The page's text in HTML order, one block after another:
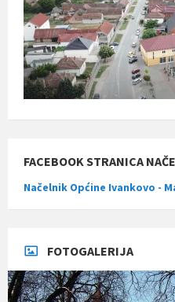
FACEBOOK STRANICA
Načelnik Općine Ivankovo -
FOTOGALERIJA